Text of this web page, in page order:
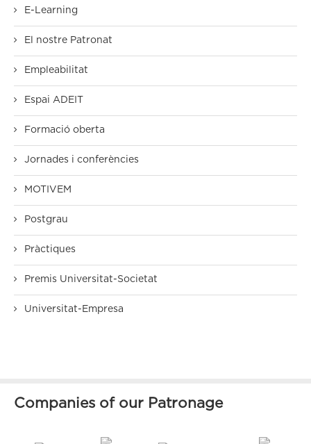
E-Learning
El nostre Patronat
Empleabilitat
Espai ADEIT
Formació oberta
Jornades i conferències
MOTIVEM
Postgrau
Pràctiques
Premis Universitat-Societat
Universitat-Empresa
Companies of our Patronage